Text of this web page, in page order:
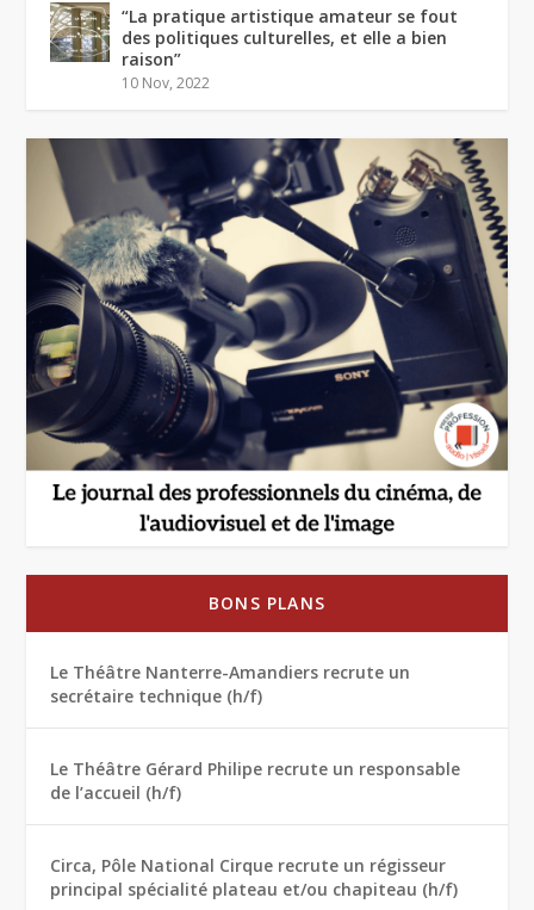
“La pratique artistique amateur se fout
des politiques culturelles, et elle a bien
raison”
10 Nov, 2022
BONS PLANS
Le Théâtre Nanterre-Amandiers recrute un
secrétaire technique (h/f)
Le Théâtre Gérard Philipe recrute un responsable
de l’accueil (h/f)
Circa, Pôle National Cirque recrute un régisseur
principal spécialité plateau et/ou chapiteau (h/f)